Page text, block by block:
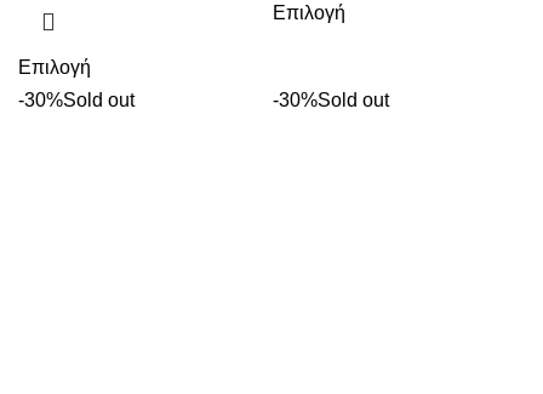
Επιλογή
Επιλογή
-30%Sold out -30%Sold out